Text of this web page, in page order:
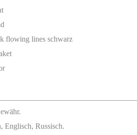
flowing lines schwarz
Englisch, Russisch.